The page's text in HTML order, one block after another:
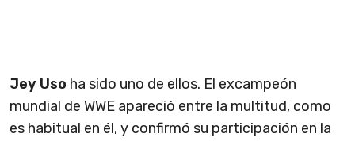
Jey Uso ha sido uno de ellos. El excampeón
mundial de WWE apareció entre la multitud, como
es habitual en él, y confirmó su participación en la